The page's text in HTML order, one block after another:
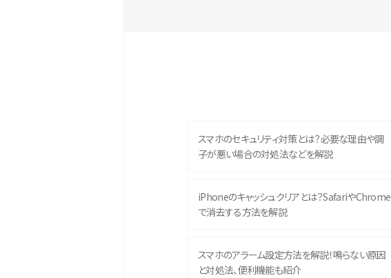
スマホのセキュリティ対策とは？必要な理由や調
子が悪い場合の対処法などを解説
iPhoneのキャッシュクリアとは？SafariやChrome
で消去する方法を解説
スマホのアラーム設定方法を解説！鳴らない原因
と対処法、便利機能も紹介